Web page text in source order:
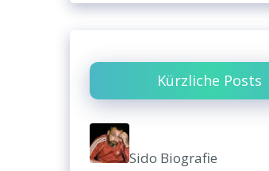
Kürzliche Posts
Sido Biografie